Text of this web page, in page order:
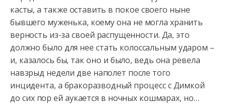
касты, а также оставить в покое своего ныне
бывшего муженька, коему она не могла хранить
верность из-за своей распущенности. Да, это
должно было для нее стать колоссальным ударом –
и, казалось бы, так оно и было, ведь она ревела
навзрыд недели две наполет после того
инцидента, а бракоразводный процесс с Димкой
до сих пор ей аукается в ночных кошмарах, но…